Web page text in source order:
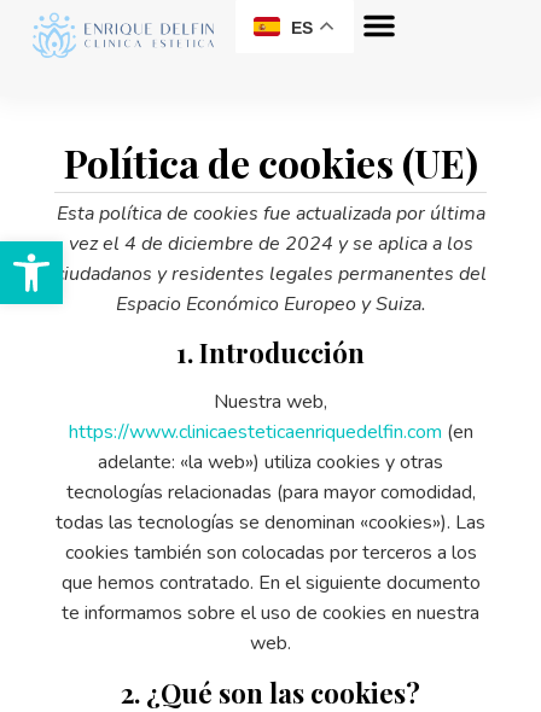
Abrir barra de herramientas
ES
Política de cookies (UE)
Esta política de cookies fue actualizada por última
vez el 4 de diciembre de 2024 y se aplica a los
ciudadanos y residentes legales permanentes del
Espacio Económico Europeo y Suiza.
1. Introducción
Nuestra web,
https://www.clinicaesteticaenriquedelfin.com (en
adelante: «la web») utiliza cookies y otras
tecnologías relacionadas (para mayor comodidad,
todas las tecnologías se denominan «cookies»). Las
cookies también son colocadas por terceros a los
que hemos contratado. En el siguiente documento
te informamos sobre el uso de cookies en nuestra
web.
2. ¿Qué son las cookies?